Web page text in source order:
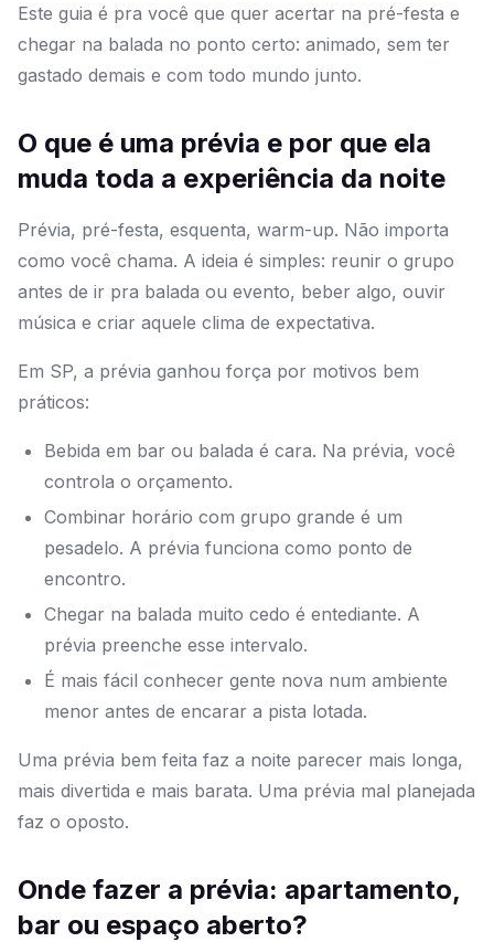
Este guia é pra você que quer acertar na pré-festa e
chegar na balada no ponto certo: animado, sem ter
gastado demais e com todo mundo junto.
O que é uma prévia e por que ela
muda toda a experiência da noite
Prévia, pré-festa, esquenta, warm-up. Não importa
como você chama. A ideia é simples: reunir o grupo
antes de ir pra balada ou evento, beber algo, ouvir
música e criar aquele clima de expectativa.
Em SP, a prévia ganhou força por motivos bem
práticos:
Bebida em bar ou balada é cara. Na prévia, você
controla o orçamento.
Combinar horário com grupo grande é um
pesadelo. A prévia funciona como ponto de
encontro.
Chegar na balada muito cedo é entediante. A
prévia preenche esse intervalo.
É mais fácil conhecer gente nova num ambiente
menor antes de encarar a pista lotada.
Uma prévia bem feita faz a noite parecer mais longa,
mais divertida e mais barata. Uma prévia mal planejada
faz o oposto.
Onde fazer a prévia: apartamento,
bar ou espaço aberto?